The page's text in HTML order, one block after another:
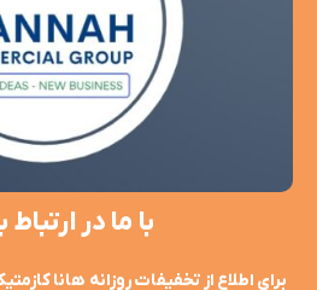
با ما در
برای اطلاع از تخفیفات روزانه هانا